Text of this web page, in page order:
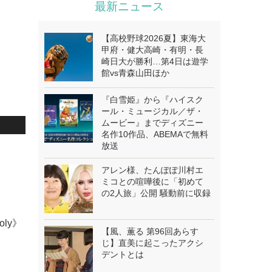
》
最新ニュース
【高校野球2026夏】東海大
甲府・健大高崎・有明・長
崎日大が勝利…第4日は遊学
館vs青森山田ほか
『白雪姫』から『ハイスク
ール・ミュージカル／ザ・
ムービー』までディズニー
名作10作品、ABEMAで無料
放送
アレン様、たんぽぽ川村エ
ミコとの喧嘩後に「初めて
の2人旅」公開 騒動前に収録
【風、薫る 第96回あらす
じ】直美に起こったアクシ
デントとは